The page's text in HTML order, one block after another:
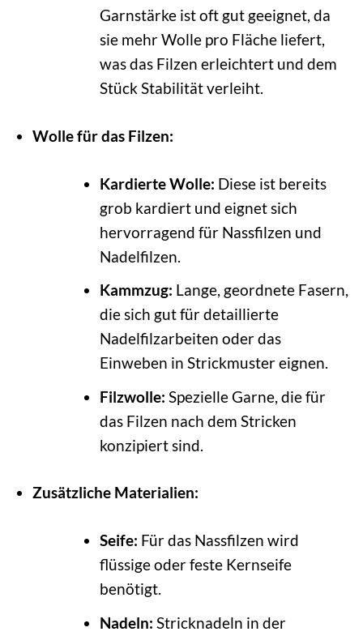
Garnstärke ist oft gut geeignet, da
sie mehr Wolle pro Fläche liefert,
was das Filzen erleichtert und dem
Stück Stabilität verleiht.
Wolle für das Filzen:
Kardierte Wolle: Diese ist bereits
grob kardiert und eignet sich
hervorragend für Nassfilzen und
Nadelfilzen.
Kammzug: Lange, geordnete Fasern,
die sich gut für detaillierte
Nadelfilzarbeiten oder das
Einweben in Strickmuster eignen.
Filzwolle: Spezielle Garne, die für
das Filzen nach dem Stricken
konzipiert sind.
Zusätzliche Materialien:
Seife: Für das Nassfilzen wird
flüssige oder feste Kernseife
benötigt.
Nadeln: Stricknadeln in der